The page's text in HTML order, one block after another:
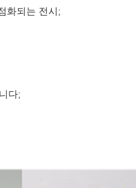
화되는 전시;
다;